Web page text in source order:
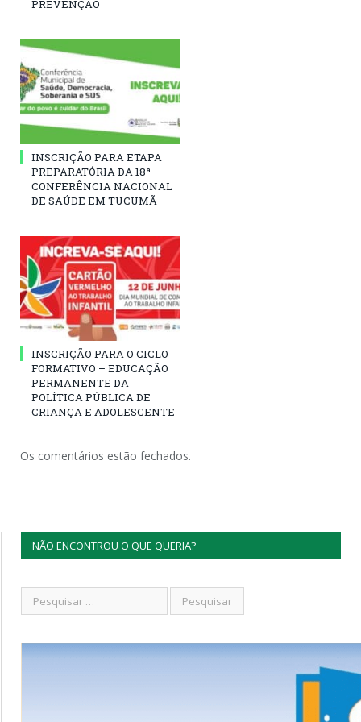
PREVENÇÃO
INSCRIÇÃO PARA ETAPA
PREPARATÓRIA DA 18ª
CONFERÊNCIA NACIONAL
DE SAÚDE EM TUCUMÃ
INSCRIÇÃO PARA O CICLO
FORMATIVO – EDUCAÇÃO
PERMANENTE DA
POLÍTICA PÚBLICA DE
CRIANÇA E ADOLESCENTE
Os comentários estão fechados.
NÃO ENCONTROU O QUE QUERIA?